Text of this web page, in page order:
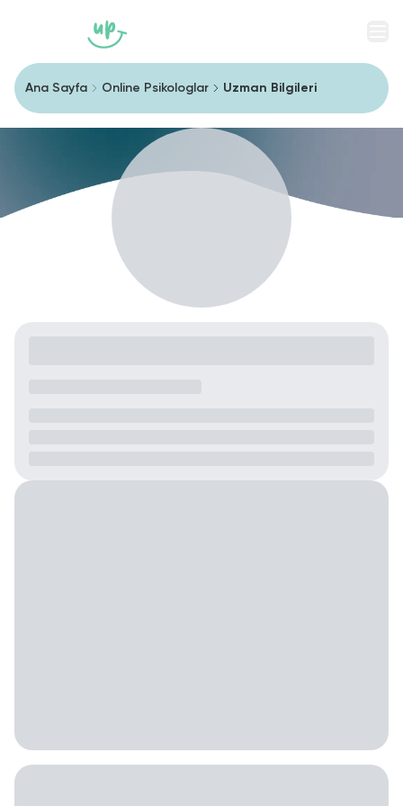
Ana Sayfa Online Psikologlar Uzman Bilgileri